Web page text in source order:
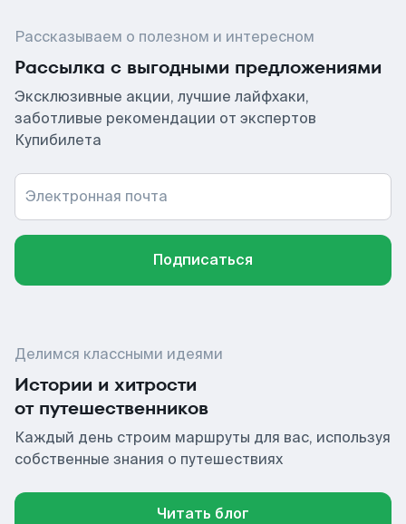
Рассказываем о полезном и интересном
Рассылка с выгодными предложениями
Эксклюзивные акции, лучшие лайфхаки,
заботливые рекомендации от экспертов
Купибилета
Электронная почта
Подписаться
Делимся классными идеями
Истории и хитрости
от путешественников
Каждый день строим маршруты для вас, используя
собственные знания о путешествиях
Читать блог